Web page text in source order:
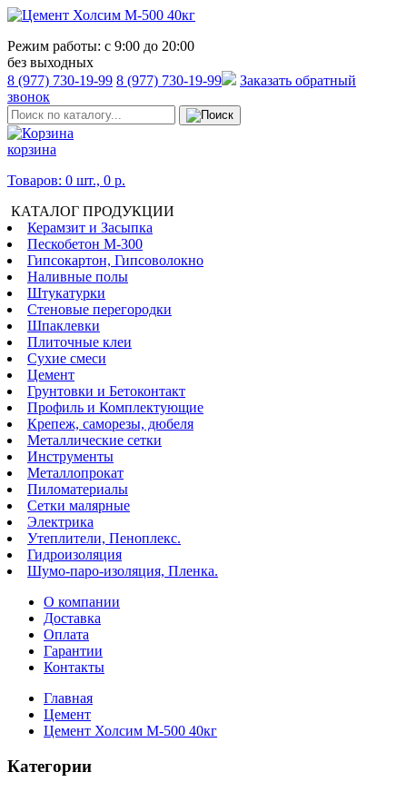
Режим работы: с 9:00 до 20:00
без выходных
8 (977) 730-19-99 8 (977) 730-19-99
Заказать обратный
звонок
корзина
Товаров: 0 шт., 0 р.
КАТАЛОГ ПРОДУКЦИИ
Керамзит и Засыпка
Пескобетон М-300
Гипсокартон, Гипсоволокно
Наливные полы
Штукатурки
Стеновые перегородки
Шпаклевки
Плиточные клеи
Сухие смеси
Цемент
Грунтовки и Бетоконтакт
Профиль и Комплектующие
Крепеж, саморезы, дюбеля
Металлические сетки
Инструменты
Металлопрокат
Пиломатериалы
Сетки малярные
Электрика
Утеплители, Пеноплекс.
Гидроизоляция
Шумо-паро-изоляция, Пленка.
О компании
Доставка
Оплата
Гарантии
Контакты
Главная
Цемент
Цемент Холсим М-500 40кг
Категории